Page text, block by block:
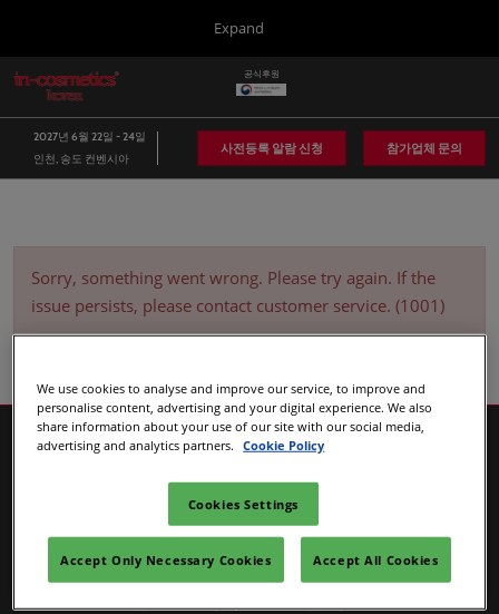
바
가
close
menu.
Expand
in-cosmetics Group
Global
Asia
Connect Blog
글
로
벌
네
비
게
축
공식후원
2027년 6월 22일 - 24일
인천, 송도 컨벤시아
사전등록 알람 신청 참가업체 문의
Sorry, something went wrong. Please try again. If the
issue persists, please contact customer service. (1001)
We use cookies to analyse and improve our service, to improve and
personalise content, advertising and your digital experience. We also
share information about your use of our site with our social media,
advertising and analytics partners.
Cookie Policy
Cookies Settings
Accept Only Necessary Cookies Accept All Cookies